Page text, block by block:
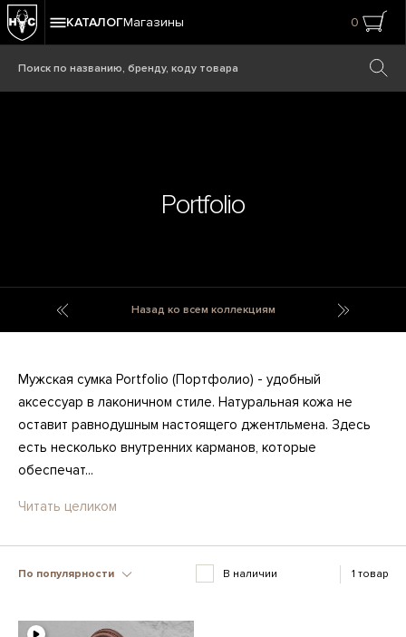
КАТАЛОГМагазины 0
Portfolio
Porcelain LampsНазад ко всем коллекциям
Мужская сумка Portfolio (Портфолио) - удобный
аксессуар в лаконичном стиле. Натуральная кожа не
оставит равнодушным настоящего джентльмена. Здесь
есть несколько внутренних карманов, которые
обеспечат...
Читать целиком
По популярности В наличии 1 товар